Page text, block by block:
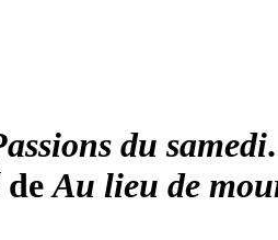
du samedi
deAu lieu de